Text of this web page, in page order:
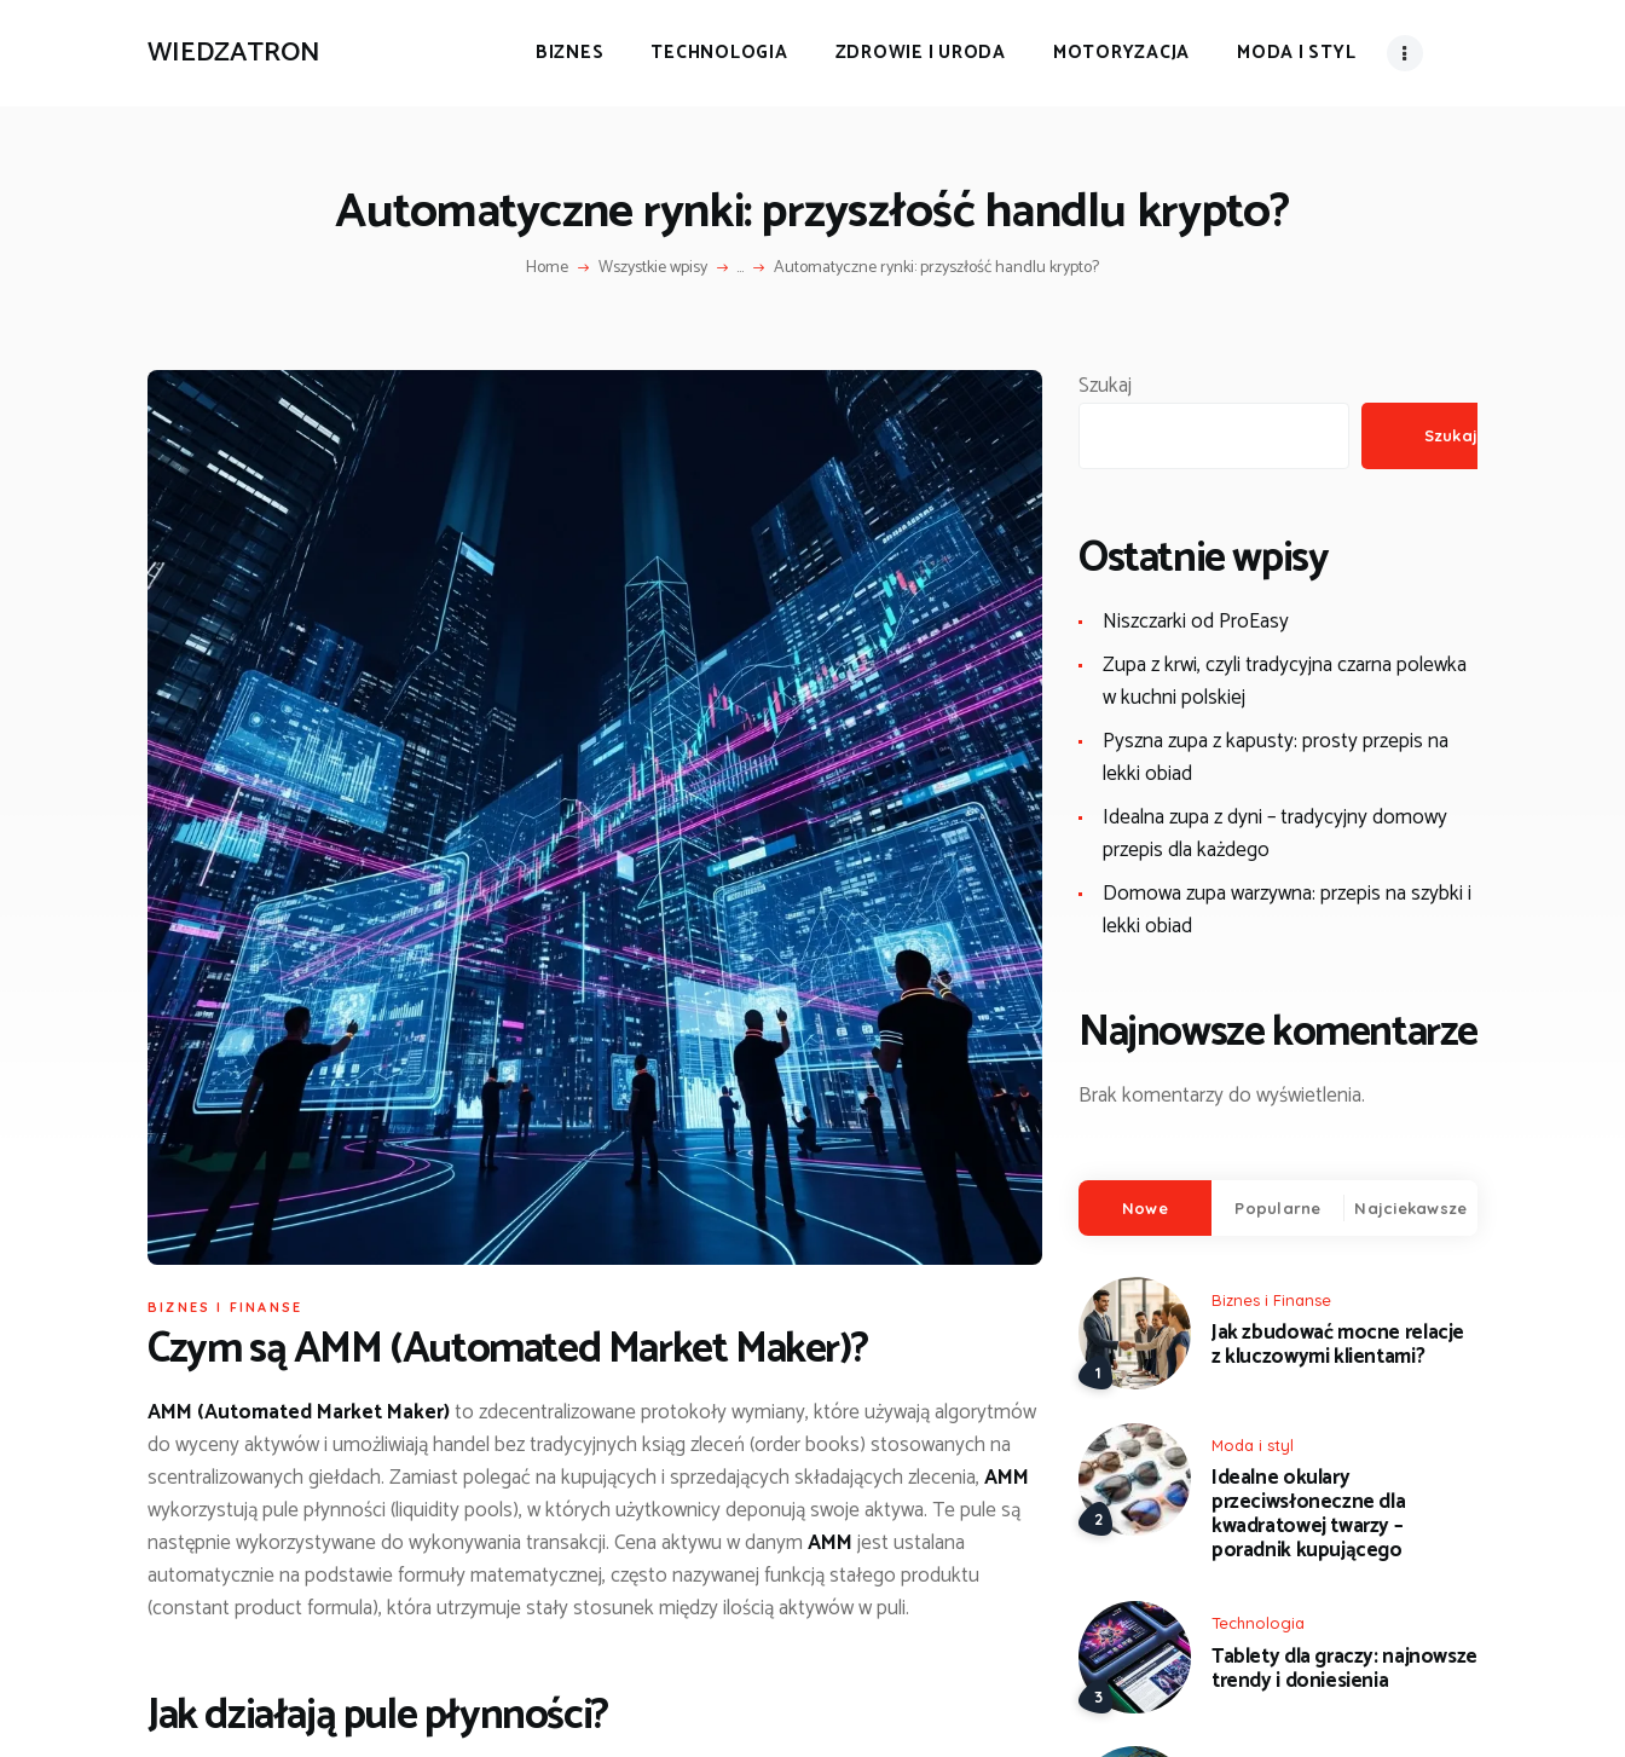
WIEDZATRON BIZNES TECHNOLOGIA ZDROWIE I URODA MOTORYZACJA MODA I STYL
Automatyczne rynki: przyszłość handlu krypto?
Home Wszystkie wpisy ... Automatyczne rynki: przyszłość handlu krypto?
BIZNES I FINANSE
Czym sąAMM (Automated Market Maker)?
AMM (Automated Market Maker)to zdecentralizowane protokoły wymiany, które używają algorytmów
do wyceny aktywów i umożliwiają handel bez tradycyjnych ksiąg zleceń (order books) stosowanych na
scentralizowanych giełdach. Zamiast polegać na kupujących i sprzedających składających zlecenia,AMM
wykorzystują pule płynności (liquidity pools), w których użytkownicy deponują swoje aktywa. Te pule są
następnie wykorzystywane do wykonywania transakcji. Cena aktywu w danymAMMjest ustalana
automatycznie na podstawie formuły matematycznej, często nazywanej funkcją stałego produktu
(constant product formula), która utrzymuje stały stosunek między ilością aktywów w puli.
Jak działają pule płynności?
Szukaj
Szukaj
Ostatnie wpisy
Niszczarki od ProEasy
Zupa z krwi, czyli tradycyjna czarna polewka
w kuchni polskiej
Pyszna zupa z kapusty: prosty przepis na
lekki obiad
Idealna zupa z dyni – tradycyjny domowy
przepis dla każdego
Domowa zupa warzywna: przepis na szybki i
lekki obiad
Najnowsze komentarze
Brak komentarzy do wyświetlenia.
Nowe Popularne Najciekawsze
Biznes i Finanse
Jak zbudować mocne relacje
z kluczowymi klientami?
Moda i styl
Idealne okulary
przeciwsłoneczne dla
kwadratowej twarzy –
poradnik kupującego
Technologia
Tablety dla graczy: najnowsze
trendy i doniesienia